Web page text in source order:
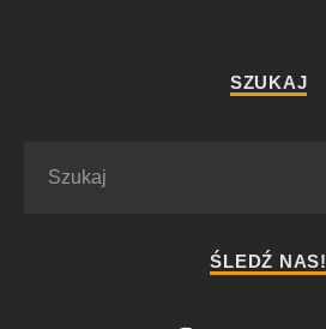
SZUKAJ
ŚLEDŹ NAS!